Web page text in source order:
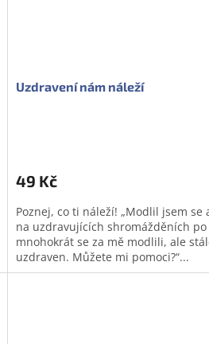
Uzdravení nám náleží
49 Kč
Poznej, co ti náleží! „Modlil jsem se
na uzdravujících shromážděních po
mnohokrát se za mě modlili, ale
uzdraven. Můžete mi pomoci?“...